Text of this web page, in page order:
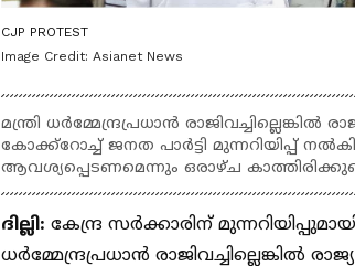
CJP PROTEST
Image Credit: Asianet News
മന്ത്രി ധർമ്മേന്ദ്രപ്രധാൻ
കോക്ക്റോച്ച് ജനത പാർട്ടി മുന്നറിയിപ്പ്
ആവശ്യപ്പെടണമെന്നും ഒരാഴ്ച
ദില്ലി: കേന്ദ്ര സർ‌ക്കാരിന്
ധർമ്മേന്ദ്രപ്രധാൻ രാജിവച്ചില്ലെങ്കിൽ